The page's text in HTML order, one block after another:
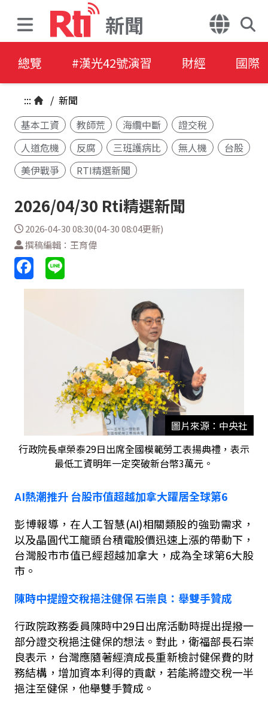
新聞
總覽 #漢光42號演習 財經 國際
::: / 新聞
基本工資
教師荒 海纜中斷
證交稅
人道危機
反腐 三班護病比 無人機
台股
美伊戰爭
RTI精選新聞
2026/04/30 Rti精選新聞
2026-04-30 08:30(04-30 08:04更新)
撰稿編輯：王育偉
圖片來源：中央社
行政院長卓榮泰29日出席全國模範勞工表揚典禮，表示
最低工資明年一定突破新台幣3萬元。
AI熱潮推升台股市值超越加拿大躍居全球第6
彭博報導，在人工智慧(AI)相關類股的強勁需求，
以及晶圓代工龍頭台積電股價迅速上漲的帶動下，
台灣股市市值已經超越加拿大，成為全球第6大股
市。
陳時中提證交稅挹注健保石崇良：舉雙手贊成
行政院政務委員陳時中29日出席活動時提出提撥一
部分證交稅挹注健保的想法。對此，衛福部長石崇
良表示，台灣應隨著經濟成長重新檢討健保費的財
務結構，增加資本利得的貢獻，若能將證交稅一半
挹注至健保，他舉雙手贊成。